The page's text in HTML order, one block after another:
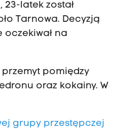
, 23-latek został
Tarnowa. Decyzją
oczekiwał na
pomiędzy
oraz kokainy. W
grupy przestępczej